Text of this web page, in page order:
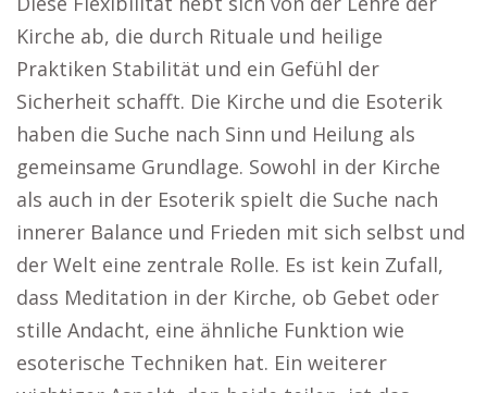
Kirche ab, die durch Rituale und heilige
Praktiken Stabilität und ein Gefühl der
Sicherheit schafft. Die Kirche und die Esoterik
haben die Suche nach Sinn und Heilung als
gemeinsame Grundlage. Sowohl in der Kirche
als auch in der Esoterik spielt die Suche nach
innerer Balance und Frieden mit sich selbst und
der Welt eine zentrale Rolle. Es ist kein Zufall,
dass Meditation in der Kirche, ob Gebet oder
stille Andacht, eine ähnliche Funktion wie
esoterische Techniken hat. Ein weiterer